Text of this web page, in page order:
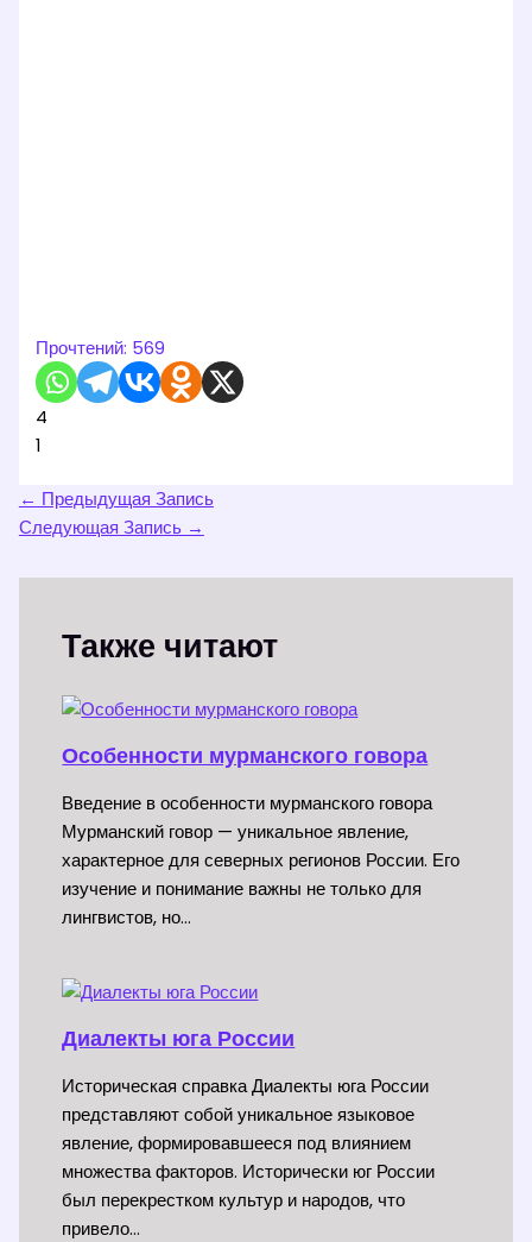
Прочтений: 569
4
1
← Предыдущая Запись
Следующая Запись →
Также читают
Особенности мурманского говора
Введение в особенности мурманского говора
Мурманский говор — уникальное явление,
характерное для северных регионов России. Его
изучение и понимание важны не только для
лингвистов, но…
Диалекты юга России
Историческая справка Диалекты юга России
представляют собой уникальное языковое
явление, формировавшееся под влиянием
множества факторов. Исторически юг России
был перекрестком культур и народов, что
привело…